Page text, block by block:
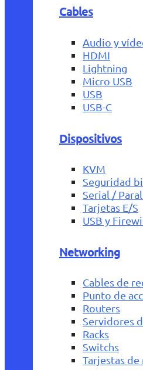
Cables
Audio y
HDMI
Lightning
Micro USB
USB
USB-C
Dispositivos
KVM
Seguridad
Serial /
Tarjetas E/S
USB y
Networking
Cables de
Punto de
Routers
Servidores
Racks
Switchs
Tarjestas de